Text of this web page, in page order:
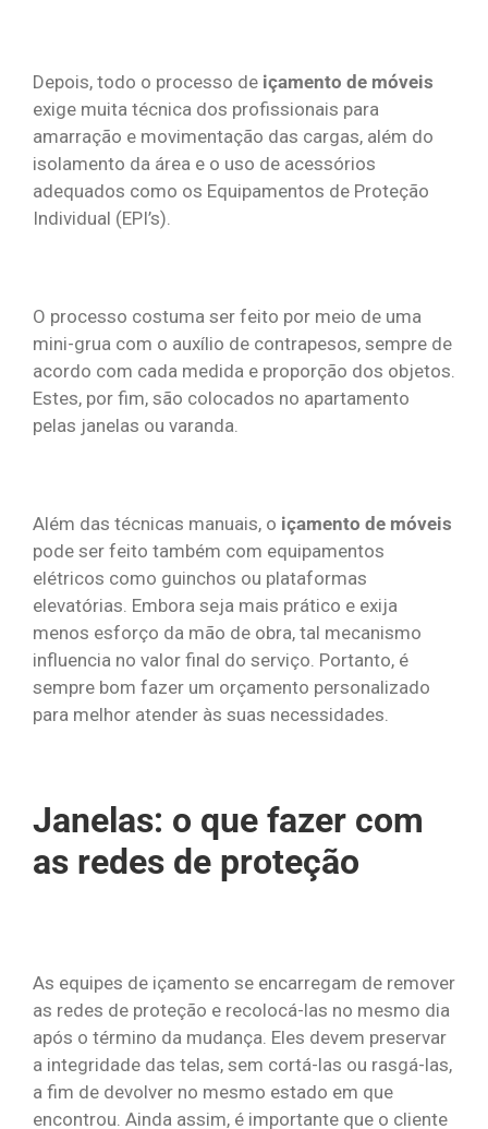
Depois, todo o processo de içamento de móveis
exige muita técnica dos profissionais para
amarração e movimentação das cargas, além do
isolamento da área e o uso de acessórios
adequados como os Equipamentos de Proteção
Individual (EPI’s).
O processo costuma ser feito por meio de uma
mini-grua com o auxílio de contrapesos, sempre de
acordo com cada medida e proporção dos objetos.
Estes, por fim, são colocados no apartamento
pelas janelas ou varanda.
Além das técnicas manuais, o içamento de móveis
pode ser feito também com equipamentos
elétricos como guinchos ou plataformas
elevatórias. Embora seja mais prático e exija
menos esforço da mão de obra, tal mecanismo
influencia no valor final do serviço. Portanto, é
sempre bom fazer um orçamento personalizado
para melhor atender às suas necessidades.
Janelas: o que fazer com
as redes de proteção
As equipes de içamento se encarregam de remover
as redes de proteção e recolocá-las no mesmo dia
após o término da mudança. Eles devem preservar
a integridade das telas, sem cortá-las ou rasgá-las,
a fim de devolver no mesmo estado em que
encontrou. Ainda assim, é importante que o cliente